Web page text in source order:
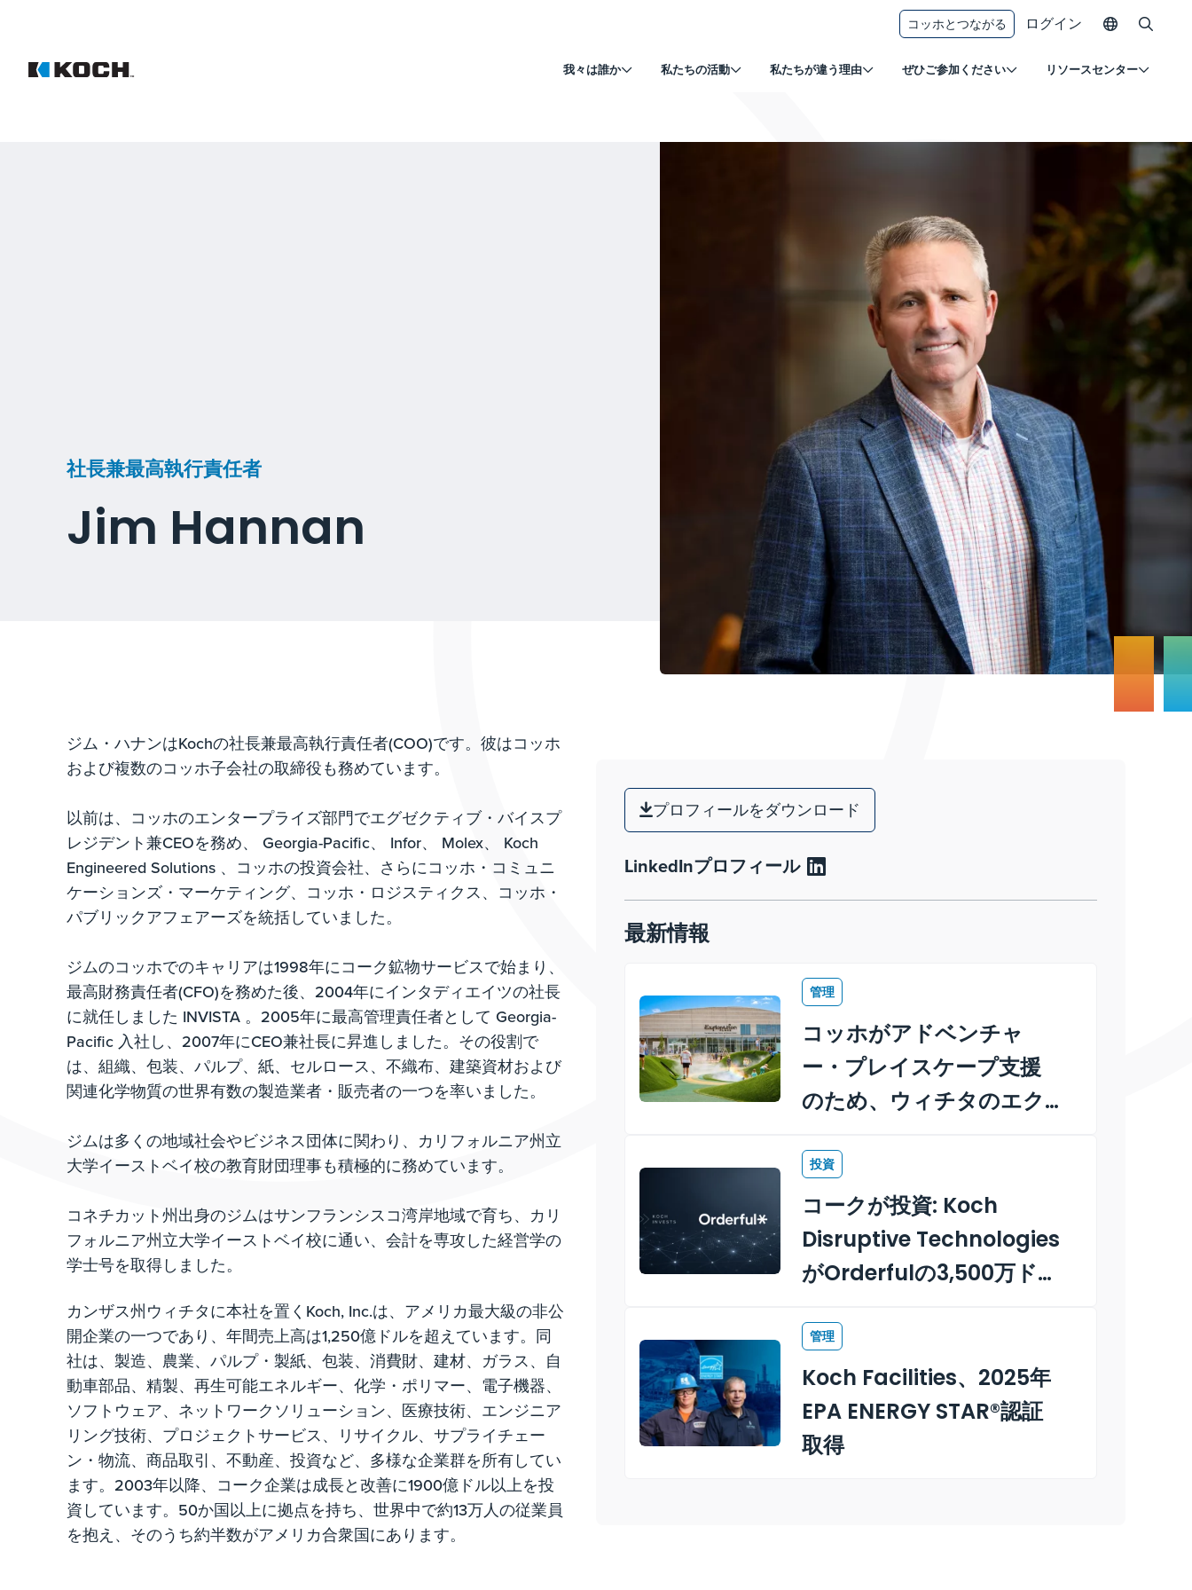
我々は誰か 私たちの活動 私たちが違う理由 ぜひご参加ください リソースセンター
コッホとつながる ログイン
社長兼最高執行責任者
Jim Hannan
ジム・ハナンはKochの社長兼最高執行責任者(COO)です。彼はコッホ
および複数のコッホ子会社の取締役も務めています。
以前は、コッホのエンタープライズ部門でエグゼクティブ・バイスプ
レジデント兼CEOを務め、 Georgia-Pacific、 Infor、 Molex、 Koch
Engineered Solutions 、コッホの投資会社、さらにコッホ・コミュニ
ケーションズ・マーケティング、コッホ・ロジスティクス、コッホ・
パブリックアフェアーズを統括していました。
ジムのコッホでのキャリアは1998年にコーク鉱物サービスで始まり、
最高財務責任者(CFO)を務めた後、2004年にインタディエイツの社長
に就任しました INVISTA 。2005年に最高管理責任者として Georgia-
Pacific 入社し、2007年にCEO兼社長に昇進しました。その役割で
は、組織、包装、パルプ、紙、セルロース、不織布、建築資材および
関連化学物質の世界有数の製造業者・販売者の一つを率いました。
ジムは多くの地域社会やビジネス団体に関わり、カリフォルニア州立
大学イーストベイ校の教育財団理事も積極的に務めています。
コネチカット州出身のジムはサンフランシスコ湾岸地域で育ち、カリ
フォルニア州立大学イーストベイ校に通い、会計を専攻した経営学の
学士号を取得しました。
カンザス州ウィチタに本社を置くKoch, Inc.は、アメリカ最大級の非公
開企業の一つであり、年間売上高は1,250億ドルを超えています。同
社は、製造、農業、パルプ・製紙、包装、消費財、建材、ガラス、自
動車部品、精製、再生可能エネルギー、化学・ポリマー、電子機器、
ソフトウェア、ネットワークソリューション、医療技術、エンジニア
リング技術、プロジェクトサービス、リサイクル、サプライチェー
ン・物流、商品取引、不動産、投資など、多様な企業群を所有してい
ます。2003年以降、コーク企業は成長と改善に1900億ドル以上を投
資しています。50か国以上に拠点を持ち、世界中で約13万人の従業員
を抱え、そのうち約半数がアメリカ合衆国にあります。
プロフィールをダウンロード
LinkedInプロフィール
最新情報
管理
コッホがアドベンチャ
ー・プレイスケープ支援
のため、ウィチタのエク
イスプーに100万ドルを寄
付
投資
コークが投資: Koch
Disruptive Technologies
がOrderfulの3,500万ドル
ード
管理
Koch Facilities、2025年
EPA ENERGY STAR®認証
取得